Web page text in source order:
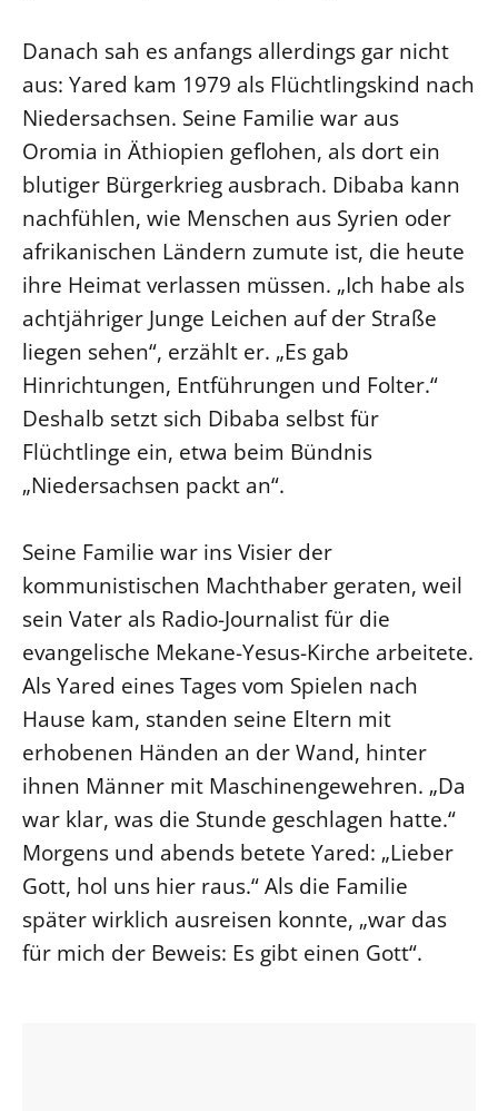
Danach sah es anfangs allerdings gar nicht
aus: Yared kam 1979 als Flüchtlingskind nach
Niedersachsen. Seine Familie war aus
Oromia in Äthiopien geflohen, als dort ein
blutiger Bürgerkrieg ausbrach. Dibaba kann
nachfühlen, wie Menschen aus Syrien oder
afrikanischen Ländern zumute ist, die heute
ihre Heimat verlassen müssen. „Ich habe als
achtjähriger Junge Leichen auf der Straße
liegen sehen“, erzählt er. „Es gab
Hinrichtungen, Entführungen und Folter.“
Deshalb setzt sich Dibaba selbst für
Flüchtlinge ein, etwa beim Bündnis
„Niedersachsen packt an“.
Seine Familie war ins Visier der
kommunistischen Machthaber geraten, weil
sein Vater als Radio-Journalist für die
evangelische Mekane-Yesus-Kirche arbeitete.
Als Yared eines Tages vom Spielen nach
Hause kam, standen seine Eltern mit
erhobenen Händen an der Wand, hinter
ihnen Männer mit Maschinengewehren. „Da
war klar, was die Stunde geschlagen hatte.“
Morgens und abends betete Yared: „Lieber
Gott, hol uns hier raus.“ Als die Familie
später wirklich ausreisen konnte, „war das
für mich der Beweis: Es gibt einen Gott“.
MITARBEIT
Ehrenamt
Beruf
Freie Stellen
BIBLIOTHEK & ARCHIV
SERVICE
Älterwerden im Pfarrberuf
Beteiligungsverfahren
Beschwerdestellen
Ephoralbüro
Fundraising
Corporate Design
Interventionsplan
Jahresgespräche
Kantine Speiseplan
Kirchliches Amtsblatt
Kirchliche Verwaltung
Klimaschutzgesetz
Kunstreferat
NKVK
Öffentlichkeitsarbeit
Personalausschuss
Projektmanagement